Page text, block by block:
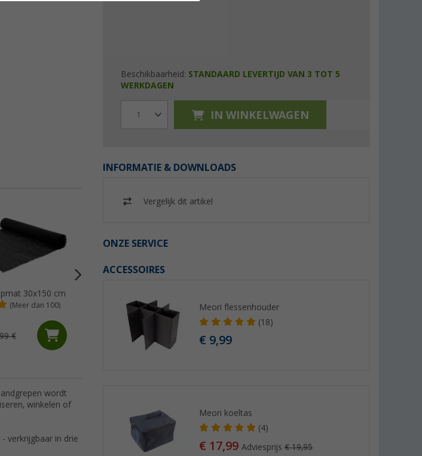
Beschikbaarheid: STANDAARD LEVERTIJD VAN 3 TOT 5
WERKDAGEN
1 IN WINKELWAGEN
INFORMATIE & DOWNLOADS
Vergelijk dit artikel
ONZE SERVICE
ACCESSOIRES
Meori flessenhouder
(18)
€ 9,99
Meori koeltas
(4)
€ 17,99Adviesprijs€ 19,95
30x150 cm
(Meer dan 100)
€
(18)
Adviesprijs 11,99 €
(21)
99
Adviesprijs 12,99 €
wordt
winkelen of
verkrijgbaar in drie